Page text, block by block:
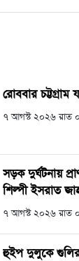
রোববার চট্টগ্রাম
৭ আগস্ট ২০২৬ রাত
সড়ক দুর্ঘটনায়
শিল্পী ইসরাত
৭ আগস্ট ২০২৬ রাত
হুইপ দুলুকে